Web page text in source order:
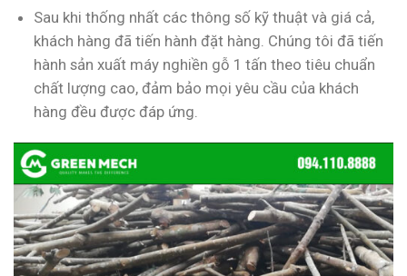
Sau khi thống nhất các thông số kỹ thuật và giá cả,
khách hàng đã tiến hành đặt hàng. Chúng tôi đã tiến
hành sản xuất máy nghiền gỗ 1 tấn theo tiêu chuẩn
chất lượng cao, đảm bảo mọi yêu cầu của khách
hàng đều được đáp ứng.